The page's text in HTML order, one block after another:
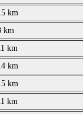
km
km
km
km
km
km